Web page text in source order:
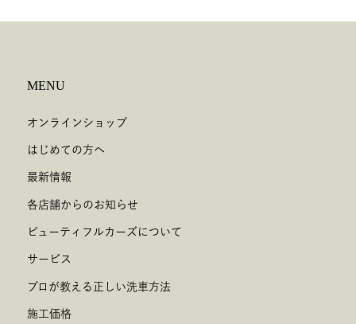
MENU
オンラインショップ
はじめての方へ
最新情報
各店舗からのお知らせ
ビューティフルカーズについて
サービス
プロが教える正しい洗車方法
施工価格